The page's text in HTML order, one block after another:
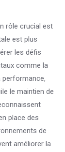
rôle crucial est
est plus
les défis
comme la
performance,
le maintien de
place des
de
améliorer la